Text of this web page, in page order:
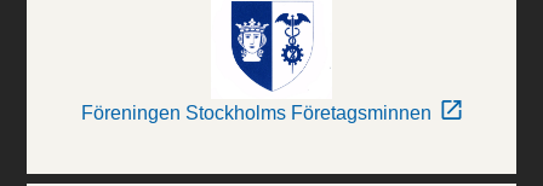
Föreningen Stockholms Företagsminnen